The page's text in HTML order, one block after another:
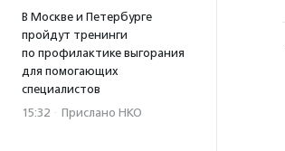
В Москве и Петербурге
пройдут тренинги
по профилактике выгорания
для помогающих
специалистов
15:32 · Прислано НКО